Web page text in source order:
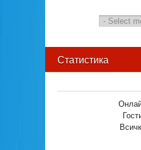
Статистика